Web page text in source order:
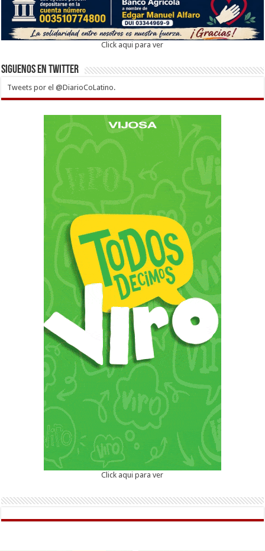
Click aqui para ver
Siguenos en twitter
Tweets por el @DiarioCoLatino.
Click aqui para ver